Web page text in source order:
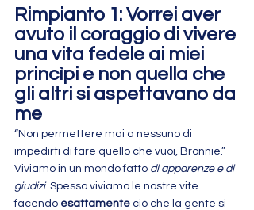
Rimpianto 1: Vorrei aver
avuto il coraggio di vivere
una vita fedele ai miei
princìpi e non quella che
gli altri si aspettavano da
me
“Non permettere mai a nessuno di
impedirti di fare quello che vuoi, Bronnie.”
Viviamo in un mondo fatto di apparenze e di
giudizi. Spesso viviamo le nostre vite
facendo esattamente ciò che la gente si